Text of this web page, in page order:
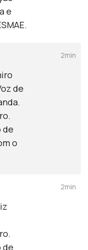
e
de
de
o
2min
de
2min